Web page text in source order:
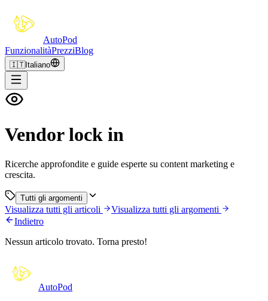
AutoPod
FunzionalitàPrezziBlog
🇮🇹Italiano
Vendor lock in
Ricerche approfondite e guide esperte su content marketing e
crescita.
Tutti gli argomenti
Visualizza tutti gli articoli
Visualizza tutti gli argomenti
Indietro
Nessun articolo trovato. Torna presto!
AutoPod